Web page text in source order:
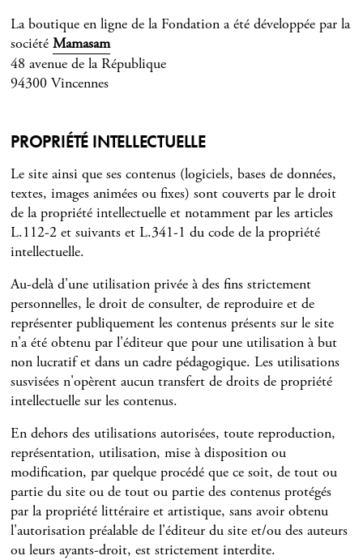
La boutique en ligne de la Fondation a été développée par la
société Mamasam
48 avenue de la République
94300 Vincennes
PROPRIÉTÉ INTELLECTUELLE
Le site ainsi que ses contenus (logiciels, bases de données,
textes, images animées ou fixes) sont couverts par le droit
de la propriété intellectuelle et notamment par les articles
L.112-2 et suivants et L.341-1 du code de la propriété
intellectuelle.
Au-delà d'une utilisation privée à des fins strictement
personnelles, le droit de consulter, de reproduire et de
représenter publiquement les contenus présents sur le site
n'a été obtenu par l'éditeur que pour une utilisation à but
non lucratif et dans un cadre pédagogique. Les utilisations
susvisées n'opèrent aucun transfert de droits de propriété
intellectuelle sur les contenus.
En dehors des utilisations autorisées, toute reproduction,
représentation, utilisation, mise à disposition ou
modification, par quelque procédé que ce soit, de tout ou
partie du site ou de tout ou partie des contenus protégés
par la propriété littéraire et artistique, sans avoir obtenu
l'autorisation préalable de l'éditeur du site et/ou des auteurs
ou leurs ayants-droit, est strictement interdite.